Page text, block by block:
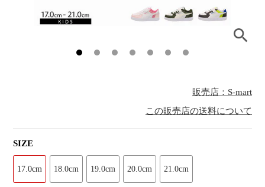
販売店：S-mart
この販売店の送料について
SIZE
17.0cm 18.0cm 19.0cm 20.0cm 21.0cm